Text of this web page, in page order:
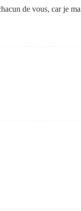
de vous, car je